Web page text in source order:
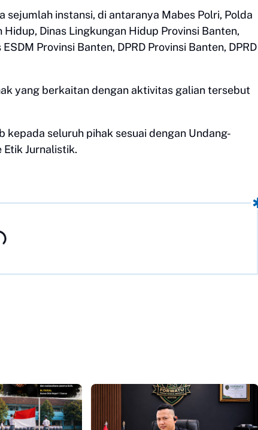
instansi, di antaranya Mabes Polri, Polda
Dinas Lingkungan Hidup Provinsi Banten,
Provinsi Banten, DPRD Provinsi Banten, DPRD
yang berkaitan dengan aktivitas galian tersebut
seluruh pihak sesuai dengan Undang-
Etik Jurnalistik.